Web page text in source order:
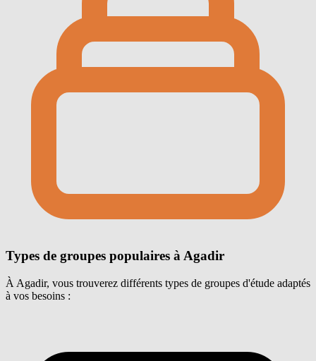
Types de groupes populaires à Agadir
À Agadir, vous trouverez différents types de groupes d'étude adaptés
à vos besoins :